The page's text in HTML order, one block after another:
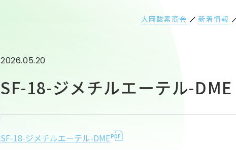
大岡酸素商会 新着情報
2026.05.20
SF-18-ジメチルエーテル-DME
SF-18-ジメチルエーテル-DME